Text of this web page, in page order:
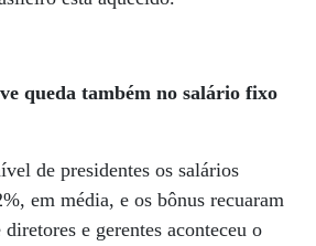
queda também no salário fixo
de presidentes os salários
em média, e os bônus recuaram
e gerentes aconteceu o